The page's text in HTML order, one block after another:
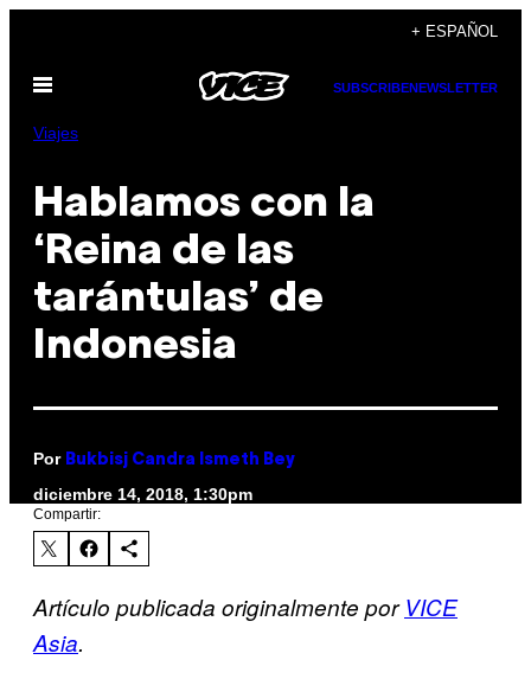
contenido
+ ESPAÑOL
Abrir
SUBSCRIBENEWSLETTER
Viajes
Hablamos con la
‘Reina de las
tarántulas’ de
Indonesia
Por Bukbisj Candra Ismeth Bey
diciembre 14, 2018, 1:30pm
Compartir:
Artículo publicada originalmente porVICE
Asia.